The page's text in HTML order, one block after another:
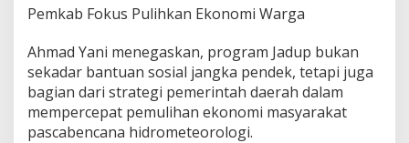
Pemkab Fokus Pulihkan Ekonomi Warga
Ahmad Yani menegaskan, program Jadup bukan
sekadar bantuan sosial jangka pendek, tetapi juga
bagian dari strategi pemerintah daerah dalam
mempercepat pemulihan ekonomi masyarakat
pascabencana hidrometeorologi.